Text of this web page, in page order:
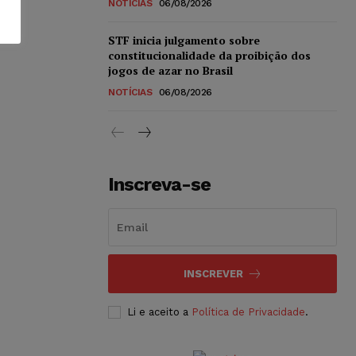
NOTÍCIAS 06/08/2026
STF inicia julgamento sobre
constitucionalidade da proibição dos
jogos de azar no Brasil
NOTÍCIAS 06/08/2026
Inscreva-se
INSCREVER
Li e aceito a Política de Privacidade.